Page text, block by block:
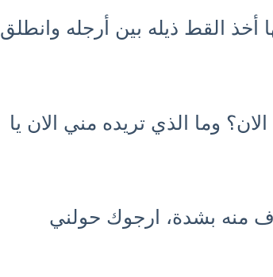
أخذ القط ذيله بين أرجله وانطلق
وما الذي تريده مني الان يا
منه بشدة، ارجوك حولني